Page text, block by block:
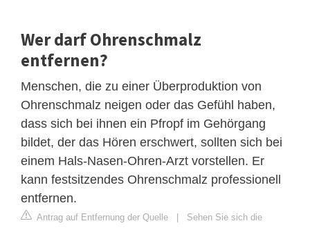
Wer darf Ohrenschmalz
entfernen?
Menschen, die zu einer Überproduktion von
Ohrenschmalz neigen oder das Gefühl haben,
dass sich bei ihnen ein Pfropf im Gehörgang
bildet, der das Hören erschwert, sollten sich bei
einem Hals-Nasen-Ohren-Arzt vorstellen. Er
kann festsitzendes Ohrenschmalz professionell
entfernen.
Antrag auf Entfernung der Quelle
Sehen Sie sich die